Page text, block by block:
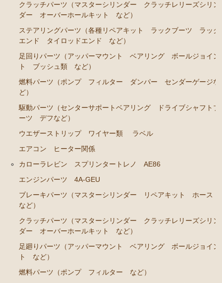
クラッチパーツ（マスターシリンダー クラッチレリ
ーズシリンダー オーバーホールキット など）
ステアリングパーツ（各種リペアキット ラックブー
足回りパーツ（アッパーマウント ベアリング ボー
燃料パーツ（ポンプ フィルター ダンパー センダ
ーゲージなど）
駆動パーツ（センターサポートベアリング ドライブ
シャフトブーツ デフなど）
ウエザーストリップ ワイヤー類
ラベル
エアコン ヒーター関係
カローラレビン スプリンタートレノ AE86
エンジンパーツ 4A-GEU
ブレーキパーツ（マスターシリンダー リペアキッ
ト ホース など）
ーズシリンダー オーバーホールキット など）
クラッチパーツ（マスターシリンダー クラッチレリーズシリン
ダー オーバーホールキット など）
ステアリングパーツ（各種リペアキット ラックブーツ ラック
エンド タイロッドエンド など）
足回りパーツ（アッパーマウント ベアリング ボールジョイン
ト ブッシュ類 など）
燃料パーツ（ポンプ フィルター ダンパー センダーゲージな
ど）
駆動パーツ（センターサポートベアリング ドライブシャフトブ
ーツ デフなど）
ウエザーストリップ ワイヤー類
ラベル
エアコン ヒーター関係
カローラレビン スプリンタートレノ AE86
エンジンパーツ 4A-GEU
ブレーキパーツ（マスターシリンダー リペアキット ホース
など）
クラッチパーツ（マスターシリンダー クラッチレリーズシリン
ダー オーバーホールキット など）
足廻りパーツ（アッパーマウント ベアリング ボールジョイン
ト など）
燃料パーツ（ポンプ フィルター など）